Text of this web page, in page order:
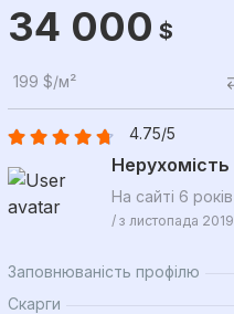
34 000 $
199 $/м²
4.75/5
На сайті 6
/ з листопада
Заповнюваність профілю
Скарги